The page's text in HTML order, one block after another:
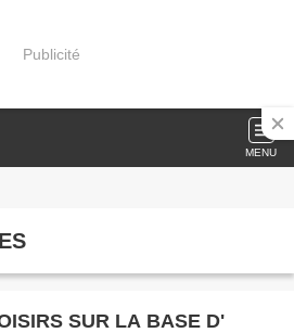
Publicité
MENU
SUR LA BASE D'